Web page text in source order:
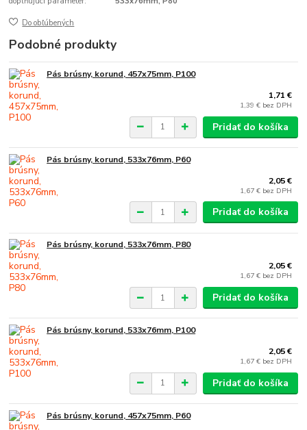
Do obľúbených
Podobné produkty
Pás brúsny, korund, 457x75mm, P100
1,71 €
1,39 € bez DPH
Pridať do košíka
Pás brúsny, korund, 533x76mm, P60
2,05 €
1,67 € bez DPH
Pridať do košíka
Pás brúsny, korund, 533x76mm, P80
2,05 €
1,67 € bez DPH
Pridať do košíka
Pás brúsny, korund, 533x76mm, P100
2,05 €
1,67 € bez DPH
Pridať do košíka
Pás brúsny, korund, 457x75mm, P60